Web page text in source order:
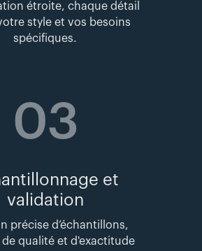
03
étroite, chaque détail
style et vos besoins
spécifiques.
et
validation
précise d’échantillons,
qualité et d'exactitude